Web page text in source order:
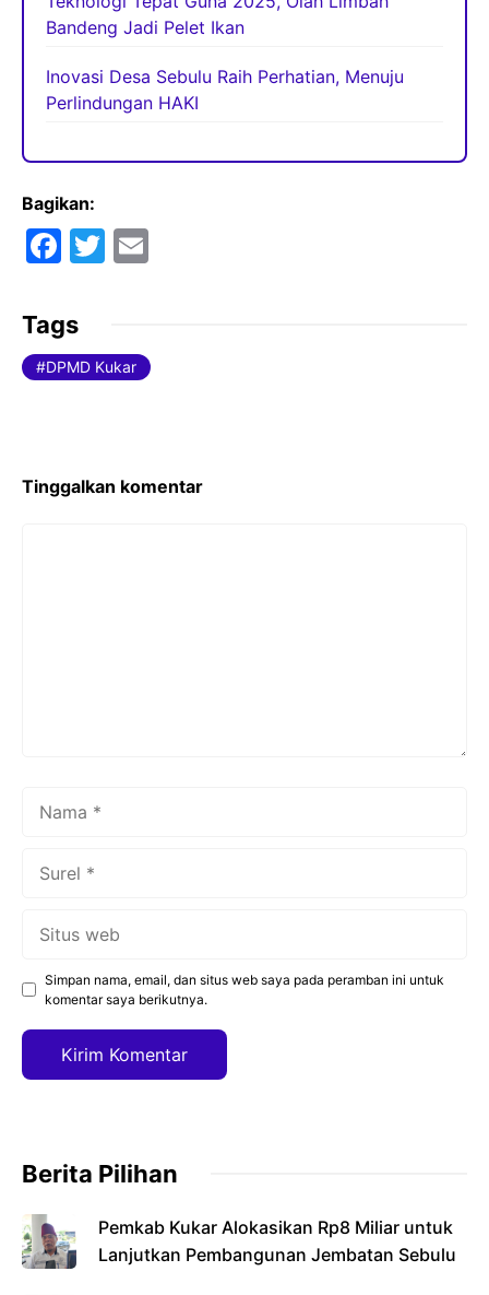
Bandeng Jadi Pelet Ikan
Inovasi Desa Sebulu Raih Perhatian, Menuju
Perlindungan HAKI
Bagikan:
F
c
e
b
k
T
er l
Tags
DPMD Kukar
Tinggalkan komentar
Simpan nama, email, dan situs web saya pada peramban ini untuk
komentar saya berikutnya.
Berita Pilihan
Pemkab Kukar Alokasikan Rp8 Miliar untuk
Lanjutkan Pembangunan Jembatan Sebulu